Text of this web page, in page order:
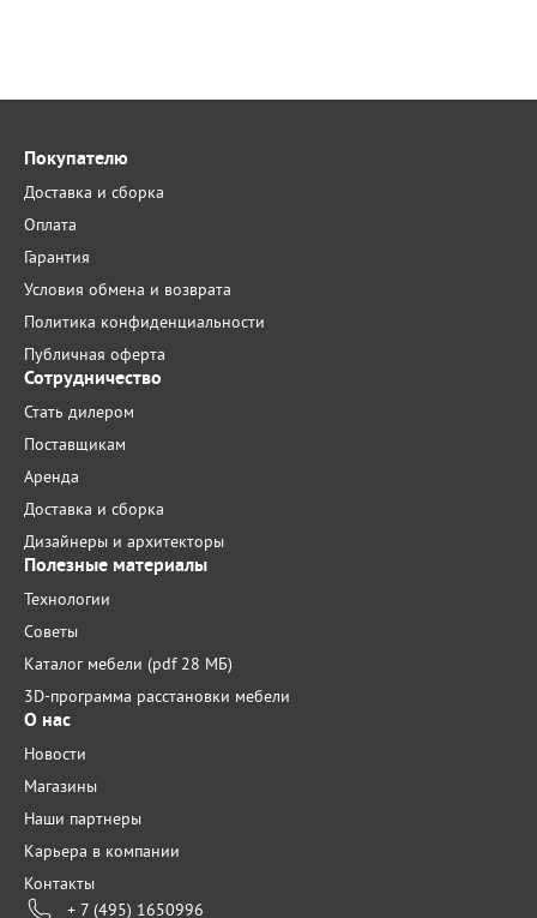
Покупателю
Доставка и сборка
Оплата
Гарантия
Условия обмена и возврата
Политика конфиденциальности
Публичная оферта
Сотрудничество
Стать дилером
Поставщикам
Аренда
Доставка и сборка
Дизайнеры и архитекторы
Полезные материалы
Технологии
Советы
Каталог мебели (pdf 28 МБ)
3D-программа расстановки мебели
О нас
Новости
Магазины
Наши партнеры
Карьера в компании
Контакты
+ 7 (495) 1650996